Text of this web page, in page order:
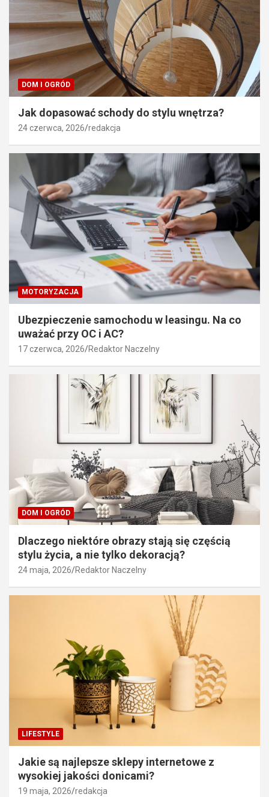
DOM I OGRÓD
Jak dopasować schody do stylu wnętrza?
24 czerwca, 2026 redakcja
MOTORYZACJA
Ubezpieczenie samochodu w leasingu. Na co
uważać przy OC i AC?
17 czerwca, 2026 Redaktor Naczelny
DOM I OGRÓD
Dlaczego niektóre obrazy stają się częścią
stylu życia, a nie tylko dekoracją?
24 maja, 2026 Redaktor Naczelny
LIFESTYLE
Jakie są najlepsze sklepy internetowe z
wysokiej jakości donicami?
19 maja, 2026 redakcja